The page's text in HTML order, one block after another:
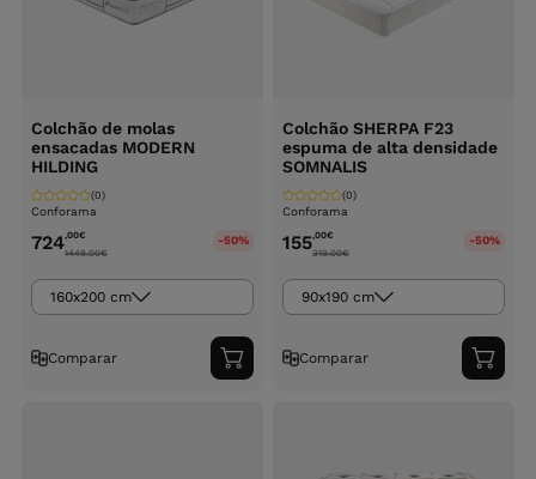
Colchão de molas
ensacadas MODERN
HILDING
Conforama
(0)
724,00€
1448.00€
-50%
160x200 cm
Comparar
Adicionar
ao
Colchão SHERPA F23
espuma de alta densidade
SOMNALIS
Conforama
(0)
155,00€
319.00€
-50%
90x190 cm
Comparar
ao